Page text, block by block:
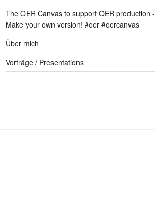
The OER Canvas to support OER production -
Make your own version! #oer #oercanvas
Über mich
Vorträge / Presentations